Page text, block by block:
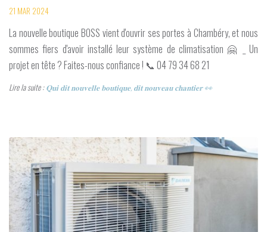
21 MAR 2024
La nouvelle boutique BOSS vient d'ouvrir ses portes à Chambéry, et nous
sommes fiers d'avoir installé leur système de climatisation 🤗 _ Un
projet en tête ? Faites-nous confiance ! 📞 04 79 34 68 21
Lire la suite :𝐐𝐮𝐢 𝐝𝐢𝐭 𝐧𝐨𝐮𝐯𝐞𝐥𝐥𝐞 𝐛𝐨𝐮𝐭𝐢𝐪𝐮𝐞, 𝐝𝐢𝐭 𝐧𝐨𝐮𝐯𝐞𝐚𝐮 𝐜𝐡𝐚𝐧𝐭𝐢𝐞𝐫 👀